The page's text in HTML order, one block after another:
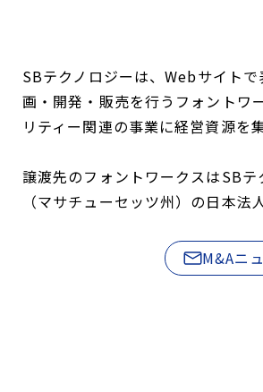
SBテクノロジーは、Webサイト
画・開発・販売を行うフォントワ
リティー関連の事業に経営資源を
譲渡先のフォントワークスはSB
（マサチューセッツ州）の日本
M&Aニ